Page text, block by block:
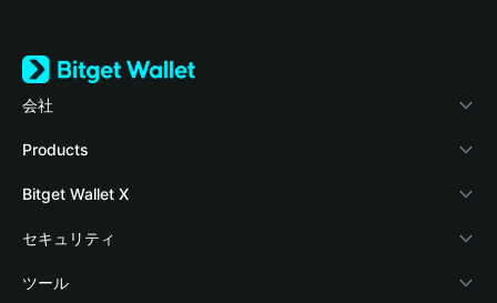
会社
Bitget Walletについて
ブログ
アカデミー
暗号資産ニュース
Products
Crypto Card
Stablecoin Earn
Payfi Crypto
Bitget Wallet X
デベロッパー
ウォレットを接続
セキュリティ
保護基金
ツール